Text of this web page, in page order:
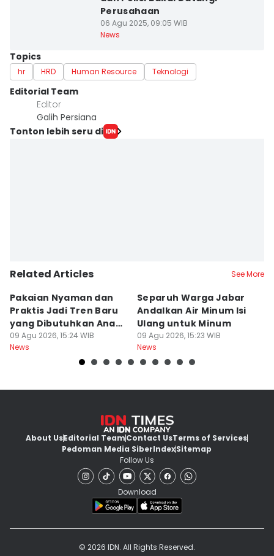
Perusahaan
06 Agu 2025, 09:05 WIB
News
Topics
hr HRD Human Resource Teknologi
Editorial Team
Editor
Galih Persiana
Tonton lebih seru di
Related Articles See More
Pakaian Nyaman dan
Praktis Jadi Tren Baru
yang Dibutuhkan Anak
Muda
09 Agu 2026, 15:24 WIB
News
Separuh Warga Jabar
Andalkan Air Minum Isi
Ulang untuk Minum
09 Agu 2026, 15:23 WIB
News
About UsEditorial TeamContact UsTerms of Services
Pedoman Media SiberIndexSitemap
Follow Us
Download
© 2026 IDN. All Rights Reserved.